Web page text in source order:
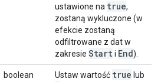
ustawione na true,
zostaną wykluczone (w
efekcie zostaną
odfiltrowane z dat w
zakresie Starti End).
boolean Ustaw wartość true lub